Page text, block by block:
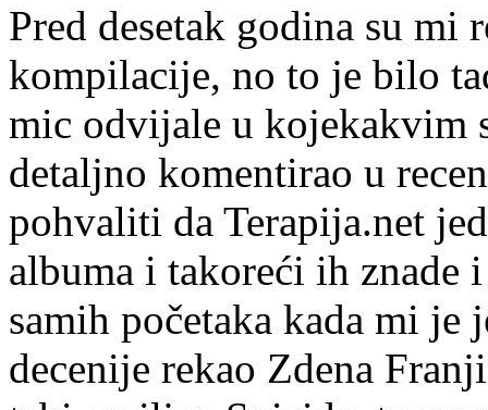
Pred desetak godina su
kompilacije, no to je bilo
mic odvijale u kojekakvim
detaljno komentirao u
pohvaliti da Terapija.net
albuma i takoreći ih znade
samih početaka kada mi
decenije rekao Zdena